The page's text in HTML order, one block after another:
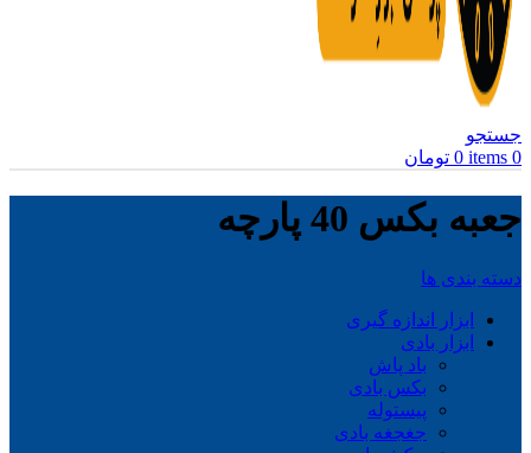
جستجو
0
items
0 تومان
جعبه بکس 40 پارچه
دسته بندی ها
ابزار اندازه گیری
ابزار بادی
باد پاش
بکس بادی
پیستوله
جغجغه بادی